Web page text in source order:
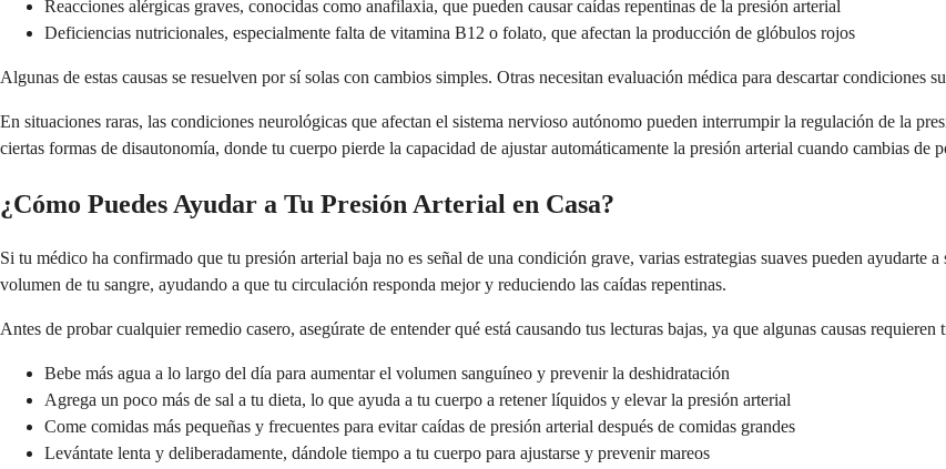
Reacciones alérgicas graves, conocidas como anafilaxia, que pueden causar caídas repentinas de la presión arterial
Deficiencias nutricionales, especialmente falta de vitamina B12 o folato, que afectan la producción de glóbulos rojos
Algunas de estas causas se resuelven por sí solas con cambios simples. Otras necesitan evaluación médica para descartar condiciones
En situaciones raras, las condiciones neurológicas que afectan el sistema nervioso autónomo pueden interrumpir la regulación de la
ciertas formas de disautonomía, donde tu cuerpo pierde la capacidad de ajustar automáticamente la presión arterial cuando cambias de
¿Cómo Puedes Ayudar a Tu Presión Arterial en Casa?
Si tu médico ha confirmado que tu presión arterial baja no es señal de una condición grave, varias estrategias suaves pueden ayudarte
volumen de tu sangre, ayudando a que tu circulación responda mejor y reduciendo las caídas repentinas.
Antes de probar cualquier remedio casero, asegúrate de entender qué está causando tus lecturas bajas, ya que algunas causas
Bebe más agua a lo largo del día para aumentar el volumen sanguíneo y prevenir la deshidratación
Agrega un poco más de sal a tu dieta, lo que ayuda a tu cuerpo a retener líquidos y elevar la presión arterial
Come comidas más pequeñas y frecuentes para evitar caídas de presión arterial después de comidas grandes
Levántate lenta y deliberadamente, dándole tiempo a tu cuerpo para ajustarse y prevenir mareos